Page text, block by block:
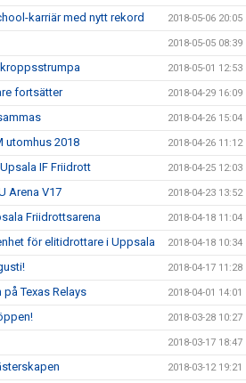
karriär med nytt rekord 2018-05-06 20:05
2018-05-05 08:39
2018-05-01 12:53
fortsätter 2018-04-29 16:09
2018-04-26 15:04
utomhus 2018 2018-04-26 11:12
IF Friidrott 2018-04-25 12:03
Arena V17 2018-04-23 13:52
Friidrottsarena 2018-04-18 11:04
för elitidrottare i Uppsala 2018-04-18 10:34
2018-04-17 11:28
Texas Relays 2018-04-01 14:01
2018-03-28 10:27
2018-03-17 18:47
2018-03-12 19:21